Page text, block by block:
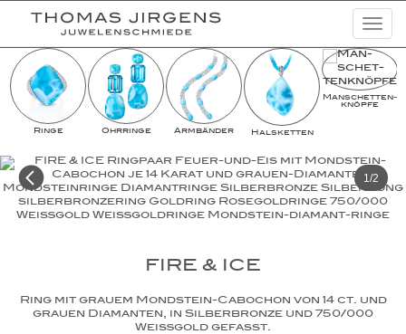
Schmuckkreationen
Highlights
Lookbooks
Kampagnen
Unternehmen
Ringe Ohrringe Armbänder Halsketten
Man­schet­ten­­
knöpfe
1/2
FIRE & ICE
Ring mit grauem Mondstein-Cabochon von 14 ct. und
grauen Diamanten, in Silberbronze und 750/000
Weißgold gefasst.